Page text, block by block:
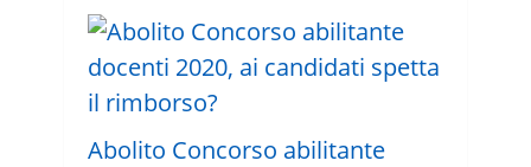
Abolito Concorso abilitante